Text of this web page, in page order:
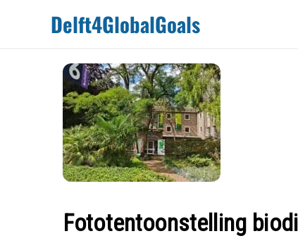
Delft4GlobalGoals
Fototentoonstelling